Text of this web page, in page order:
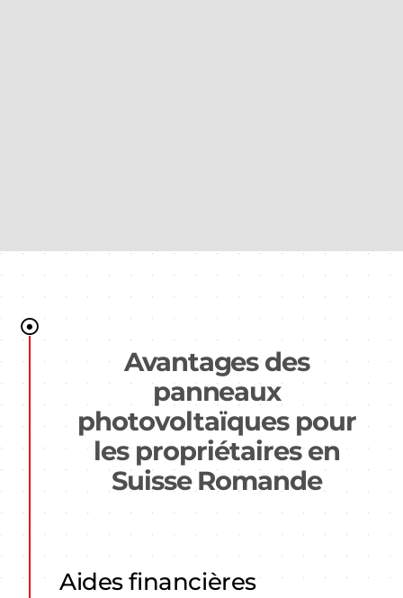
Avantages des
panneaux
photovoltaïques pour
les propriétaires en
Suisse Romande
Aides financières